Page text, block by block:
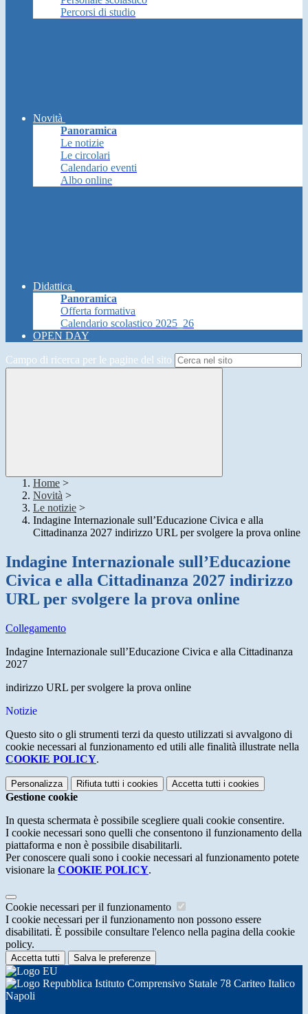
Percorsi di studio
Novità
Panoramica
Le notizie
Le circolari
Calendario eventi
Albo online
Didattica
Panoramica
Offerta formativa
Calendario scolastico 2025_26
OPEN DAY
Campo di ricerca per le pagine del sito
Home >
Novità >
Le notizie >
Indagine Internazionale sull’Educazione Civica e alla
Cittadinanza 2027 indirizzo URL per svolgere la prova online
Indagine Internazionale sull’Educazione
Civica e alla Cittadinanza 2027 indirizzo
URL per svolgere la prova online
Collegamento
Indagine Internazionale sull’Educazione Civica e alla Cittadinanza
2027
indirizzo URL per svolgere la prova online
Notizie
Questo sito o gli strumenti terzi da questo utilizzati si avvalgono di
cookie necessari al funzionamento ed utili alle finalità illustrate nella
COOKIE POLICY.
Personalizza Rifiuta tutti i cookies Accetta tutti i cookies
Gestione cookie
In questa schermata è possibile scegliere quali cookie consentire.
I cookie necessari sono quelli che consentono il funzionamento della
piattaforma e non è possibile disabilitarli.
Per conoscere quali sono i cookie necessari al funzionamento potete
visionare la COOKIE POLICY.
Cookie necessari per il funzionamento
I cookie necessari per il funzionamento non possono essere
disabilitati. È possibile consultare l'elenco nella pagina della cookie
policy.
Accetta tutti Salva le preferenze
Istituto Comprensivo Statale 78 Cariteo Italico
Napoli